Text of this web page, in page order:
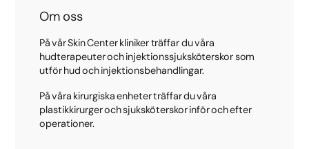
Om oss
På vår Skin Center kliniker träffar du våra
hudterapeuter och injektionssjuksköterskor som
utför hud och injektionsbehandlingar.
På våra kirurgiska enheter träffar du våra
plastikkirurger och sjuksköterskor inför och efter
operationer.